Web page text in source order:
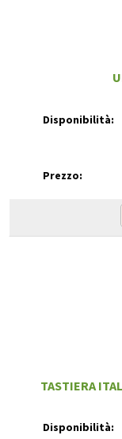
Disponibilità:
Prezzo:
TASTIERA
Disponibilità: